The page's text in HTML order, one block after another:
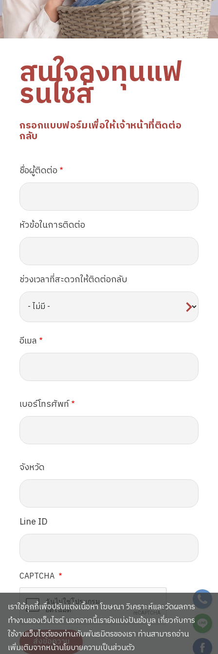
สนใจลงทุนแฟ
รนไชส์
กรอกแบบฟอร์มเพื่อให้เจ้าหน้าที่ติดต่อ
กลับ
ชื่อผู้ติดต่อ
หัวข้อในการติดต่อ
ช่วงเวลาที่สะดวกให้ติดต่อกลับ
อีเมล
เบอร์โทรศัพท์
จังหวัด
Line ID
CAPTCHA
เราใช้คุกกี้เพื่อปรับแต่งเนื้อหา โฆษณา วิเคราะห์และวัดผลการ
ทำงานของเว็บไซต์ นอกจากนี้เรายังแบ่งปันข้อมูล เกี่ยวกับการ
ใช้งานเว็บไซต์ของท่านกับพันธมิตรของเรา ท่านสามารถอ่าน
เพิ่มเติมจากหน้านโยบายความเป็นส่วนตัว
SVG
SVG
SVG